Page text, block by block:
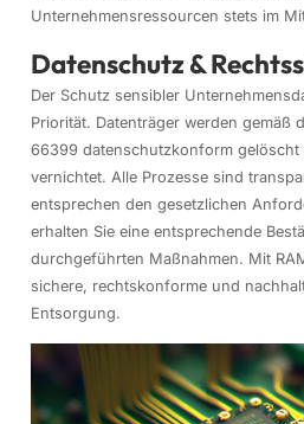
Unternehmensressourcen stets im
Datenschutz &
Der Schutz sensibler
Priorität. Datenträger werden gemäß
66399 datenschutzkonform gelöscht
vernichtet. Alle Prozesse sind
entsprechen den gesetzlichen
erhalten Sie eine entsprechende
durchgeführten Maßnahmen. Mit
sichere, rechtskonforme und
Entsorgung.